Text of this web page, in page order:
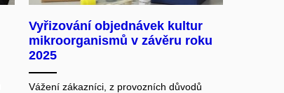
Vyřizování objednávek kultur
mikroorganismů v závěru roku
2025
Vážení zákazníci, z provozních důvodů